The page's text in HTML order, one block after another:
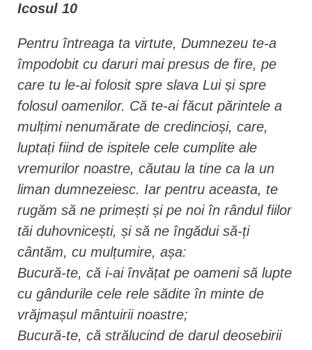
Icosul 10
Pentru întreaga ta virtute, Dumnezeu te-a
împodobit cu daruri mai presus de fire, pe
care tu le-ai folosit spre slava Lui și spre
folosul oamenilor. Că te-ai făcut părintele a
mulțimi nenumărate de credincioși, care,
luptați fiind de ispitele cele cumplite ale
vremurilor noastre, căutau la tine ca la un
liman dumnezeiesc. Iar pentru aceasta, te
rugăm să ne primești și pe noi în rândul fiilor
tăi duhovnicești, și să ne îngădui să-ți
cântăm, cu mulțumire, așa:
Bucură-te, că i-ai învățat pe oameni să lupte
cu gândurile cele rele sădite în minte de
vrăjmașul mântuirii noastre;
Bucură-te, că strălucind de darul deosebirii